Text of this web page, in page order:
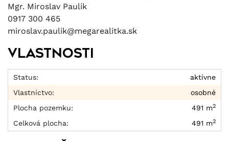
Mgr. Miroslav Paulik
0917 300 465
miroslav.paulik@megarealitka.sk
Vlastnosti
Status:
aktívne
Vlastníctvo:
osobné
Plocha pozemku:
491 m2
Celková plocha: 491 m2